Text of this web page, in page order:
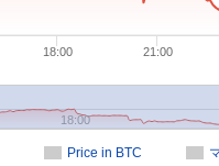
Price in BTC
18:00 21:00
18:00